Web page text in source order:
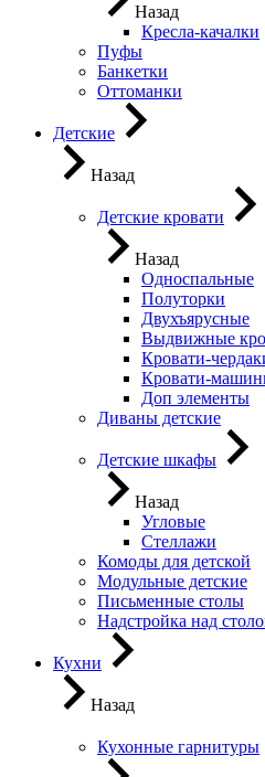
Назад
Кресла-качалки
Пуфы
Банкетки
Оттоманки
Детские
Назад
Детские кровати
Назад
Односпальные
Полуторки
Двухъярусные
Выдвижные
Кровати-
Кровати-
Доп элементы
Диваны детские
Детские шкафы
Назад
Угловые
Стеллажи
Комоды для детской
Модульные детские
Письменные столы
Надстройка над
Кухни
Назад
Кухонные гарнитуры